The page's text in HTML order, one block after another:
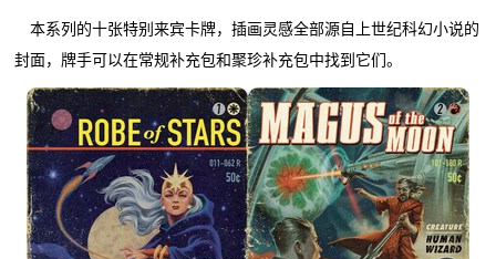
本系列的十张特别来宾卡牌，插画灵感全部源自上世纪科幻小说的
封面，牌手可以在常规补充包和聚珍补充包中找到它们。